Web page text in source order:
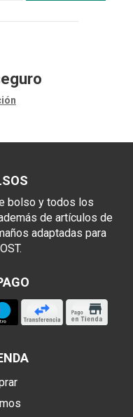
bolso y todos los
de artículos de
adaptadas para